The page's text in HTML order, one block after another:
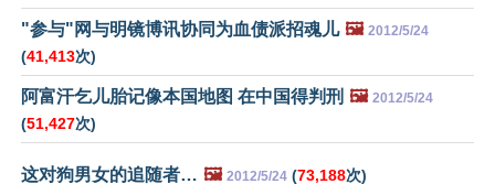
"参与"网与明镜博讯协同为血债派招魂儿 🖼️ 2012/5/24
(41,413次)
阿富汗乞儿胎记像本国地图 在中国得判刑 🖼️ 2012/5/24
(51,427次)
这对狗男女的追随者… 🖼️ 2012/5/24 (73,188次)